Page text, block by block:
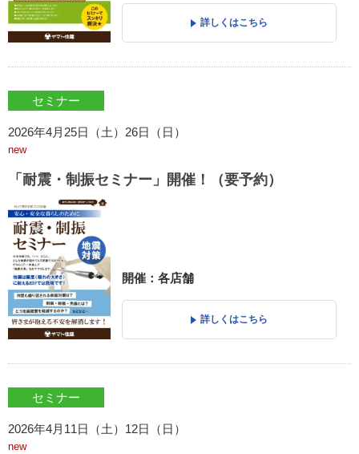
詳しくはこちら
セミナー
2026年4月25日（土）26日（日）
new
「耐震・制振セミナー」開催！（要予約）
開催：各店舗
詳しくはこちら
セミナー
2026年4月11日（土）12日（日）
new